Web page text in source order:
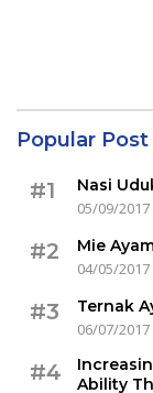
Popular Post
#1
Nasi
05/09/2017
#2
Mie
04/05/2017
#3
Ternak
06/07/2017
#4
Ability